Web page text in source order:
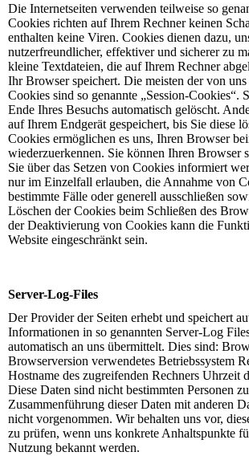
Die Internetseiten verwenden teilweise so
Cookies richten auf Ihrem Rechner keinen
enthalten keine Viren. Cookies dienen dazu,
nutzerfreundlicher, effektiver und sicherer zu
kleine Textdateien, die auf Ihrem Rechner
Ihr Browser speichert. Die meisten der von
Cookies sind so genannte „Session-Cookies“.
Ende Ihres Besuchs automatisch gelöscht.
auf Ihrem Endgerät gespeichert, bis Sie diese
Cookies ermöglichen es uns, Ihren Browser
wiederzuerkennen. Sie können Ihren Browser
Sie über das Setzen von Cookies informiert
nur im Einzelfall erlauben, die Annahme von
bestimmte Fälle oder generell ausschließen
Löschen der Cookies beim Schließen des
der Deaktivierung von Cookies kann die
Website eingeschränkt sein.
Server-Log-Files
Der Provider der Seiten erhebt und speichert
Informationen in so genannten Server-Log
automatisch an uns übermittelt. Dies sind:
Browserversion verwendetes Betriebssystem
Hostname des zugreifenden Rechners Uhrzeit
Diese Daten sind nicht bestimmten Personen
Zusammenführung dieser Daten mit anderen
nicht vorgenommen. Wir behalten uns vor,
zu prüfen, wenn uns konkrete Anhaltspunkte
Nutzung bekannt werden.